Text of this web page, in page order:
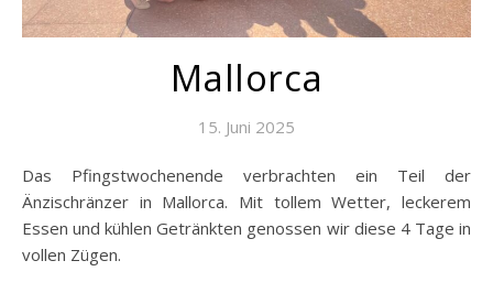
Mallorca
15. Juni 2025
Das Pfingstwochenende verbrachten ein Teil der
Änzischränzer in Mallorca. Mit tollem Wetter, leckerem
Essen und kühlen Getränkten genossen wir diese 4 Tage in
vollen Zügen.